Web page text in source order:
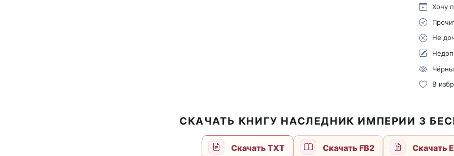
Хочу
Не
В
СКАЧАТЬ КНИГУ НАСЛЕДНИК ИМПЕРИИ 3
Скачать TXT Скачать FB2 Скачать